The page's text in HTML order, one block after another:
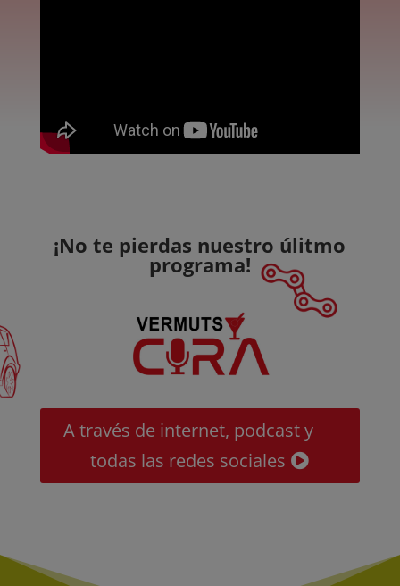
¡No te pierdas nuestro úlitmo
programa!
A través de internet, podcast y
todas las redes sociales